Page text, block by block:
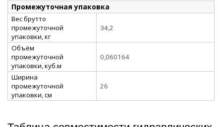
Промежуточная упаковка
Вес брутто
промежуточной
упаковки, кг
34,2
Объём
промежуточной
упаковки, куб.м
0,060164
Ширина
промежуточной
упаковки, см
26